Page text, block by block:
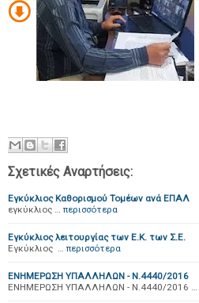
Σχετικές Αναρτήσεις:
Εγκύκλιος Καθορισμού Τομέων ανά ΕΠΑΛ
εγκύκλιος … περισσότερα
Εγκύκλιος λειτουργίας των Ε.Κ. των Σ.Ε.
Εγκύκλιος … περισσότερα
ΕΝΗΜΕΡΩΣΗ ΥΠΑΛΛΗΛΩΝ - Ν.4440/2016
ΕΝΗΜΕΡΩΣΗ ΥΠΑΛΛΗΛΩΝ - Ν.4440/2016 …